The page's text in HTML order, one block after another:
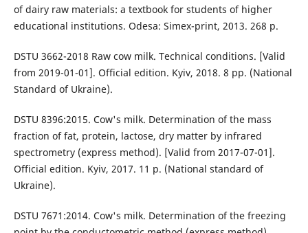
of dairy raw materials: a textbook for students of higher
educational institutions. Odesa: Simex-print, 2013. 268 p.
DSTU 3662-2018 Raw cow milk. Technical conditions. [Valid
from 2019-01-01]. Official edition. Kyiv, 2018. 8 pp. (National
Standard of Ukraine).
DSTU 8396:2015. Cow's milk. Determination of the mass
fraction of fat, protein, lactose, dry matter by infrared
spectrometry (express method). [Valid from 2017-07-01].
Official edition. Kyiv, 2017. 11 p. (National standard of
Ukraine).
DSTU 7671:2014. Cow's milk. Determination of the freezing